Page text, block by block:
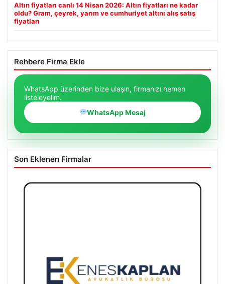
Altın fiyatları canlı 14 Nisan 2026: Altın fiyatları ne kadar
oldu? Gram, çeyrek, yarım ve cumhuriyet altını alış satış
fiyatları
Rehbere Firma Ekle
WhatsApp üzerinden bize ulaşın, firmanızı hemen
listeleyelim.
WhatsApp Mesaj
Son Eklenen Firmalar